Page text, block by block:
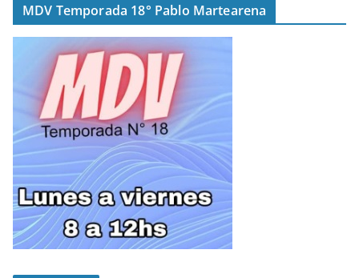
MDV Temporada 18° Pablo Martearena